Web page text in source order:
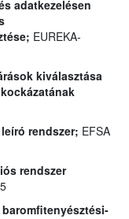
adatkezelésen
EUREKA-
kiválasztása
rendszer; EFSA
rendszer